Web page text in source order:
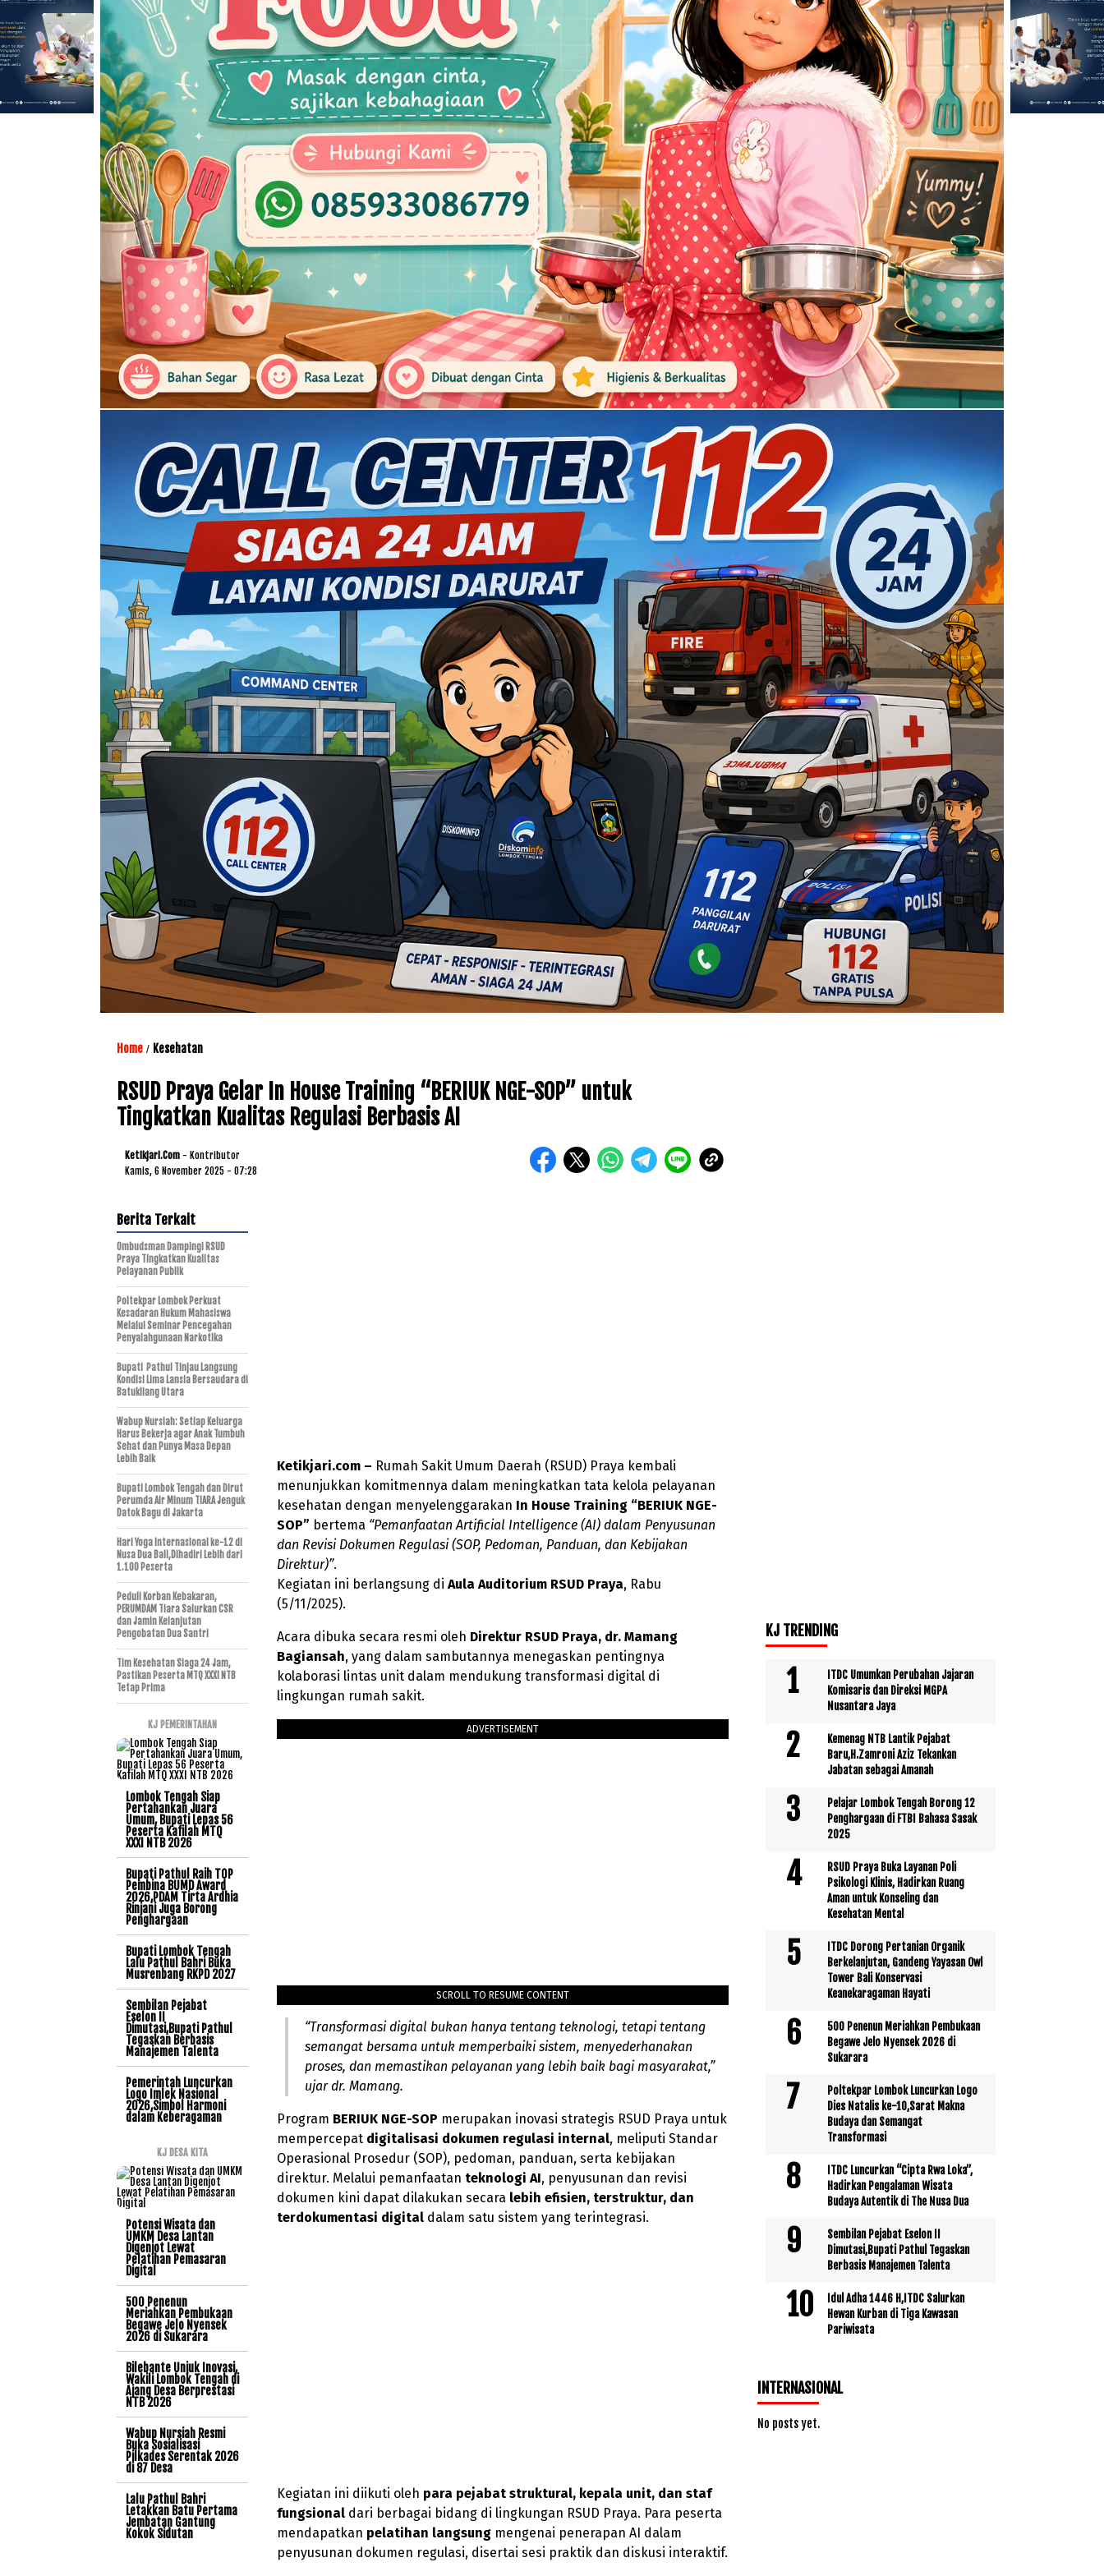
Home / Kesehatan
RSUD Praya Gelar In House Training “BERIUK NGE-SOP” untuk
Tingkatkan Kualitas Regulasi Berbasis AI
Ketikjari.com - Kontributor
Kamis, 6 November 2025 - 07:28
Ketikjari.com – Rumah Sakit Umum Daerah (RSUD) Praya kembali
menunjukkan komitmennya dalam meningkatkan tata kelola pelayanan
kesehatan dengan menyelenggarakan In House Training “BERIUK NGE-
SOP” bertema “Pemanfaatan Artificial Intelligence (AI) dalam Penyusunan
dan Revisi Dokumen Regulasi (SOP, Pedoman, Panduan, dan Kebijakan
Direktur)”.
Kegiatan ini berlangsung di Aula Auditorium RSUD Praya, Rabu
(5/11/2025).
Acara dibuka secara resmi oleh Direktur RSUD Praya, dr. Mamang
Bagiansah, yang dalam sambutannya menegaskan pentingnya
kolaborasi lintas unit dalam mendukung transformasi digital di
lingkungan rumah sakit.
ADVERTISEMENT
SCROLL TO RESUME CONTENT
“Transformasi digital bukan hanya tentang teknologi, tetapi tentang
semangat bersama untuk memperbaiki sistem, menyederhanakan
proses, dan memastikan pelayanan yang lebih baik bagi masyarakat,”
ujar dr. Mamang.
Program BERIUK NGE-SOP merupakan inovasi strategis RSUD Praya untuk
mempercepat digitalisasi dokumen regulasi internal, meliputi Standar
Operasional Prosedur (SOP), pedoman, panduan, serta kebijakan
direktur. Melalui pemanfaatan teknologi AI, penyusunan dan revisi
dokumen kini dapat dilakukan secara lebih efisien, terstruktur, dan
terdokumentasi digital dalam satu sistem yang terintegrasi.
Kegiatan ini diikuti oleh para pejabat struktural, kepala unit, dan staf
fungsional dari berbagai bidang di lingkungan RSUD Praya. Para peserta
mendapatkan pelatihan langsung mengenai penerapan AI dalam
penyusunan dokumen regulasi, disertai sesi praktik dan diskusi interaktif.
Berita Terkait
Ombudsman Dampingi RSUD
Praya Tingkatkan Kualitas
Pelayanan Publik
Poltekpar Lombok Perkuat
Kesadaran Hukum Mahasiswa
Melalui Seminar Pencegahan
Penyalahgunaan Narkotika
Bupati Pathul Tinjau Langsung
Kondisi Lima Lansia Bersaudara di
Batukliang Utara
Wabup Nursiah: Setiap Keluarga
Harus Bekerja agar Anak Tumbuh
Sehat dan Punya Masa Depan
Lebih Baik
Bupati Lombok Tengah dan Dirut
Perumda Air Minum TIARA Jenguk
Datok Bagu di Jakarta
Hari Yoga Internasional ke-12 di
Nusa Dua Bali,Dihadiri Lebih dari
1.100 Peserta
Peduli Korban Kebakaran,
PERUMDAM Tiara Salurkan CSR
dan Jamin Kelanjutan
Pengobatan Dua Santri
Tim Kesehatan Siaga 24 Jam,
Pastikan Peserta MTQ XXXI NTB
Tetap Prima
KJ PEMERINTAHAN
Lombok Tengah Siap
Pertahankan Juara
Umum, Bupati Lepas 56
Peserta Kafilah MTQ
XXXI NTB 2026
Bupati Pathul Raih TOP
Pembina BUMD Award
2026,PDAM Tirta Ardhia
Rinjani Juga Borong
Penghargaan
Bupati Lombok Tengah
Lalu Pathul Bahri Buka
Musrenbang RKPD 2027
Sembilan Pejabat
Eselon II
Dimutasi,Bupati Pathul
Tegaskan Berbasis
Manajemen Talenta
Pemerintah Luncurkan
Logo Imlek Nasional
2026,Simbol Harmoni
dalam Keberagaman
KJ DESA KITA
Potensi Wisata dan
UMKM Desa Lantan
Digenjot Lewat
Pelatihan Pemasaran
Digital
500 Penenun
Meriahkan Pembukaan
Begawe Jelo Nyensek
2026 di Sukarara
Bilebante Unjuk Inovasi,
Wakili Lombok Tengah di
Ajang Desa Berprestasi
NTB 2026
Wabup Nursiah Resmi
Buka Sosialisasi
Pilkades Serentak 2026
di 87 Desa
Lalu Pathul Bahri
Letakkan Batu Pertama
Jembatan Gantung
Kokok Sidutan
KJ TRENDING
ITDC Umumkan Perubahan Jajaran
Komisaris dan Direksi MGPA
Nusantara Jaya
Kemenag NTB Lantik Pejabat
Baru,H.Zamroni Aziz Tekankan
Jabatan sebagai Amanah
Pelajar Lombok Tengah Borong 12
Penghargaan di FTBI Bahasa Sasak
2025
RSUD Praya Buka Layanan Poli
Psikologi Klinis, Hadirkan Ruang
Aman untuk Konseling dan
Kesehatan Mental
ITDC Dorong Pertanian Organik
Berkelanjutan, Gandeng Yayasan Owl
Tower Bali Konservasi
Keanekaragaman Hayati
500 Penenun Meriahkan Pembukaan
Begawe Jelo Nyensek 2026 di
Sukarara
Poltekpar Lombok Luncurkan Logo
Dies Natalis ke-10,Sarat Makna
Budaya dan Semangat
Transformasi
ITDC Luncurkan “Cipta Rwa Loka”,
Hadirkan Pengalaman Wisata
Budaya Autentik di The Nusa Dua
Sembilan Pejabat Eselon II
Dimutasi,Bupati Pathul Tegaskan
Berbasis Manajemen Talenta
Idul Adha 1446 H,ITDC Salurkan
Hewan Kurban di Tiga Kawasan
Pariwisata
INTERNASIONAL
No posts yet.